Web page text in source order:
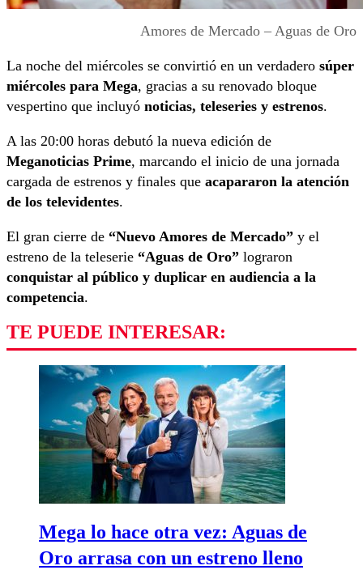
Amores de Mercado – Aguas de Oro
La noche del miércoles se convirtió en un verdadero súper
miércoles para Mega, gracias a su renovado bloque
vespertino que incluyó noticias, teleseries y estrenos.
A las 20:00 horas debutó la nueva edición de
Meganoticias Prime, marcando el inicio de una jornada
cargada de estrenos y finales que acapararon la atención
de los televidentes.
El gran cierre de “Nuevo Amores de Mercado” y el
estreno de la teleserie “Aguas de Oro” lograron
conquistar al público y duplicar en audiencia a la
competencia.
TE PUEDE INTERESAR:
Mega lo hace otra vez: Aguas de
Oro arrasa con un estreno lleno